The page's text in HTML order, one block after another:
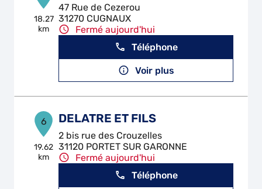
18.27
km
47 Rue de Cezerou
31270 CUGNAUX
Fermé aujourd'hui
Téléphone
Voir plus
6
19.62
km
DELATRE ET FILS
2 bis rue des Crouzelles
31120 PORTET SUR GARONNE
Fermé aujourd'hui
Téléphone